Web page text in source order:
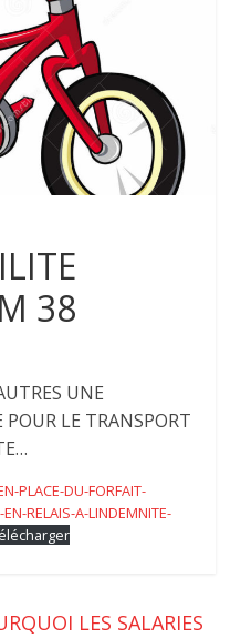
38
UNE
LE TRANSPORT
PLACE-DU-FORFAIT-
RELAIS-A-LINDEMNITE-
LES SALARIES